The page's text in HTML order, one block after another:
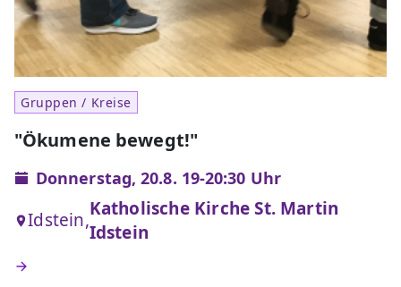
Gruppen / Kreise
"Ökumene bewegt!"
Donnerstag, 20.8. 19-20:30 Uhr
Idstein,
Katholische Kirche St. Martin
Idstein